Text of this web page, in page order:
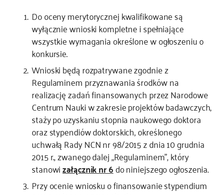
Do oceny merytorycznej kwalifikowane są
wyłącznie wnioski kompletne i spełniające
wszystkie wymagania określone w ogłoszeniu o
konkursie.
Wnioski będą rozpatrywane zgodnie z
Regulaminem przyznawania środków na
realizację zadań finansowanych przez Narodowe
Centrum Nauki w zakresie projektów badawczych,
staży po uzyskaniu stopnia naukowego doktora
oraz stypendiów doktorskich, określonego
uchwałą Rady NCN nr 98/2015 z dnia 10 grudnia
2015 r., zwanego dalej „Regulaminem”, który
stanowizałącznik nr 6do niniejszego ogłoszenia.
Przy ocenie wniosku o finansowanie stypendium